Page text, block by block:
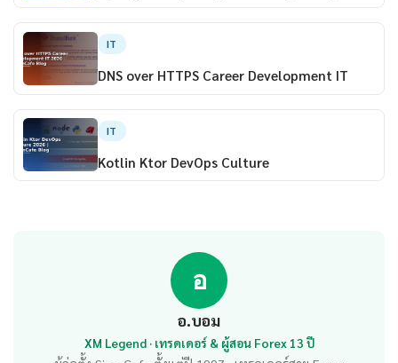
IT
DNS over HTTPS Career Development IT
IT
Kotlin Ktor DevOps Culture
อ
อ.บอม
XM Legend · เทรดเดอร์ & ผู้สอน Forex 13 ปี